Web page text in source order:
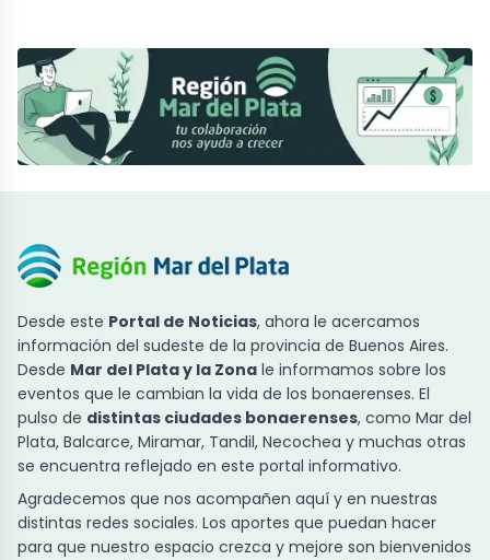
Desde este Portal de Noticias, ahora le acercamos
información del sudeste de la provincia de Buenos Aires.
Desde Mar del Plata y la Zona le informamos sobre los
eventos que le cambian la vida de los bonaerenses. El
pulso de distintas ciudades bonaerenses, como Mar del
Plata, Balcarce, Miramar, Tandil, Necochea y muchas otras
se encuentra reflejado en este portal informativo.
Agradecemos que nos acompañen aquí y en nuestras
distintas redes sociales. Los aportes que puedan hacer
para que nuestro espacio crezca y mejore son bienvenidos